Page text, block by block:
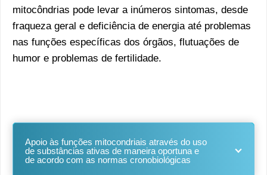
mitocôndrias pode levar a inúmeros sintomas, desde
fraqueza geral e deficiência de energia até problemas
nas funções específicas dos órgãos, flutuações de
humor e problemas de fertilidade.
Apoio às funções mitocondriais através do uso
de substâncias ativas de maneira oportuna e
de acordo com as normas cronobiológicas